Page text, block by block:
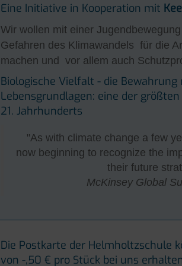
Eine Initiative in Kooperation mit
Wir wollen mit einer
Gefahren des Klimawandels für die
machen und vor allem auch
Biologische Vielfalt - die
Lebensgrundlagen: eine der
21. Jahrhunderts
"As with climate change a few
now beginning to recognize the
their future
McKinsey Global
Die Postkarte der Helmholtzschule
von -,50 € pro Stück bei uns